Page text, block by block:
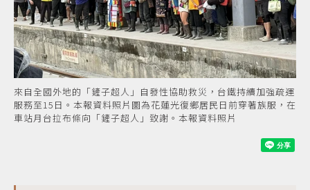
來自全國外地的「鏟子超人」自發性協助救災，台鐵持續加強疏運
服務至15日。本報資料照片圖為花蓮光復鄉居民日前穿著族服，在
車站月台拉布條向「鏟子超人」致謝。本報資料照片